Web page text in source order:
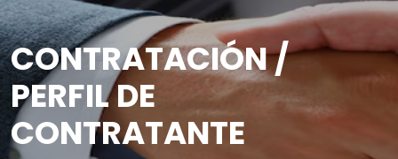
CONTRATACIÓN /
PERFIL DE
CONTRATANTE